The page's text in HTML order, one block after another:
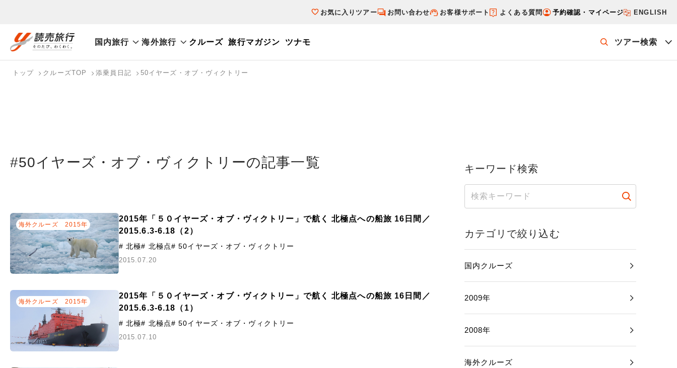
お気に入りツアー お問い合わせ お客様サポート よくある質問 予約確認・マイページ ENGLISH
国内旅行 海外旅行 クルーズ 旅行マガジン ツナモ ツアー検索
国内旅行トップ
海外旅行トップ
トップ クルーズTOP 添乗員日記 50イヤーズ・オブ・ヴィクトリー
#50イヤーズ・オブ・ヴィクトリーの記事一覧
海外クルーズ 2015年
2015年「５０イヤーズ・オブ・ヴィクトリー」で航く 北極点への船旅 16日間／
2015.6.3-6.18（2）
# 北極# 北極点# 50イヤーズ・オブ・ヴィクトリー
2015.07.20
海外クルーズ 2015年
2015年「５０イヤーズ・オブ・ヴィクトリー」で航く 北極点への船旅 16日間／
2015.6.3-6.18（1）
# 北極# 北極点# 50イヤーズ・オブ・ヴィクトリー
2015.07.10
キーワード検索
カテゴリで絞り込む
国内クルーズ
2009年
2008年
海外クルーズ